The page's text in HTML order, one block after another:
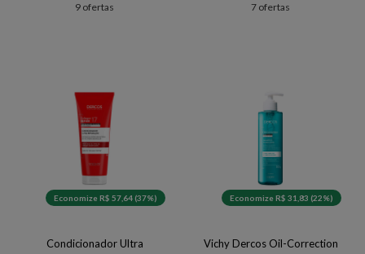
9 ofertas 7 ofertas
Economize R$ 57,64 (37%)
Condicionador Ultra
Economize R$ 31,83 (22%)
Vichy Dercos Oil-Correction